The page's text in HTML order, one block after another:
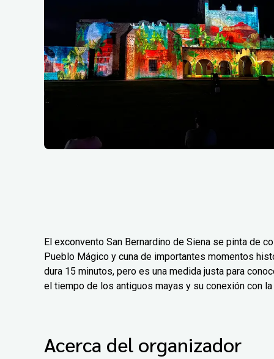
El exconvento San Bernardino de Siena se pinta de
Pueblo Mágico y cuna de importantes momentos
dura 15 minutos, pero es una medida justa para
el tiempo de los antiguos mayas y su conexión con
Acerca del organizador